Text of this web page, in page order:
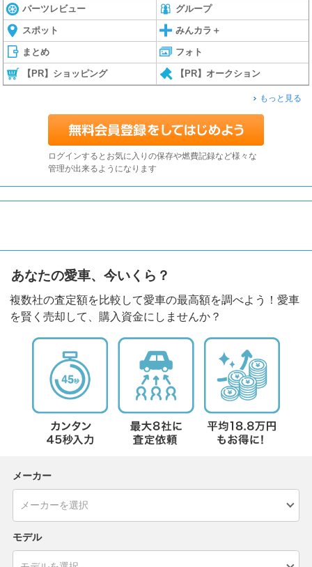
パーツレビュー グループ
スポット みんカラ＋
まとめ フォト
【PR】ショッピング 【PR】オークション
もっと見る
ログインするとお気に入りの保存や燃費記録など様々な
管理が出来るようになります
あなたの愛車、今いくら？
複数社の査定額を比較して愛車の最高額を調べよう！愛車
を賢く売却して、購入資金にしませんか？
メーカー
モデル